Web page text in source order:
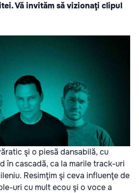
Vă invităm să vizionaţi clipul
şi o piesă dansabilă, cu
în cascadă, ca la marile track-uri
Resimţim şi ceva influenţe de
uri cu mult ecou şi o voce a